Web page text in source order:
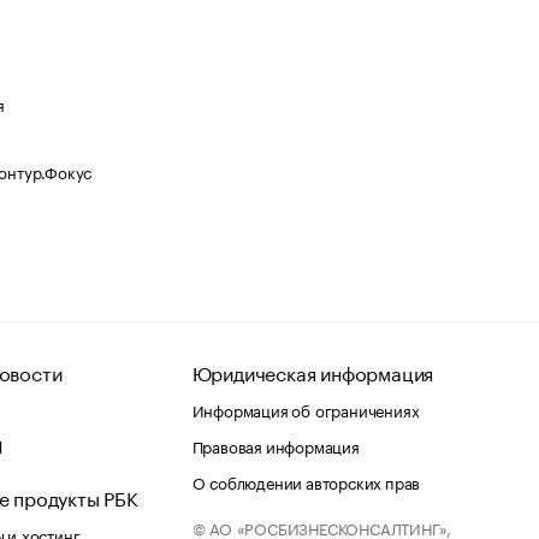
продукты РБК
хостинг
Юридическая информация
Информация об ограничениях
Правовая информация
О соблюдении авторских прав
© АО «РОСБИЗНЕСКОНСАЛТИНГ»,